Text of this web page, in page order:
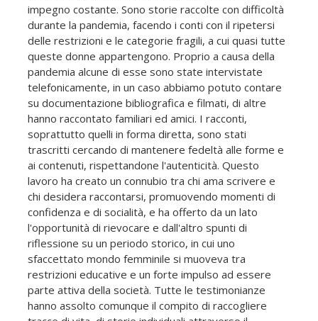
impegno costante. Sono storie raccolte con difficoltà
durante la pandemia, facendo i conti con il ripetersi
delle restrizioni e le categorie fragili, a cui quasi tutte
queste donne appartengono. Proprio a causa della
pandemia alcune di esse sono state intervistate
telefonicamente, in un caso abbiamo potuto contare
su documentazione bibliografica e filmati, di altre
hanno raccontato familiari ed amici. I racconti,
soprattutto quelli in forma diretta, sono stati
trascritti cercando di mantenere fedeltà alle forme e
ai contenuti, rispettandone l'autenticità. Questo
lavoro ha creato un connubio tra chi ama scrivere e
chi desidera raccontarsi, promuovendo momenti di
confidenza e di socialità, e ha offerto da un lato
l'opportunità di rievocare e dall'altro spunti di
riflessione su un periodo storico, in cui uno
sfaccettato mondo femminile si muoveva tra
restrizioni educative e un forte impulso ad essere
parte attiva della società. Tutte le testimonianze
hanno assolto comunque il compito di raccogliere